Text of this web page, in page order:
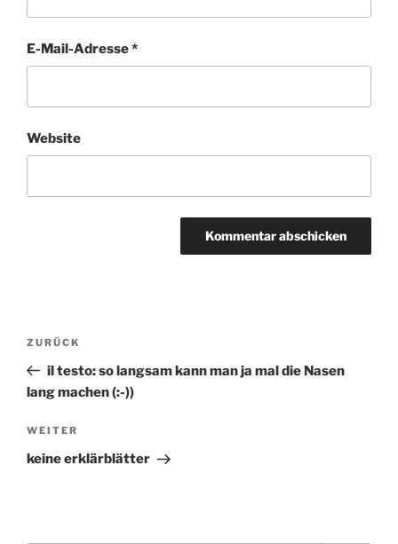
E-Mail-Adresse*
Website
Beitragsnavigation
Vorheriger
Beitrag
ZURÜCK
il testo: so langsam kann man ja mal die Nasen
lang machen (:-))
Nächster
Beitrag
WEITER
keine erklärblätter